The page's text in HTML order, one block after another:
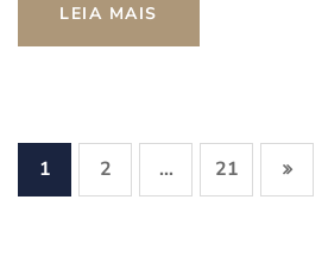
LEIA MAIS
1 2 … 21